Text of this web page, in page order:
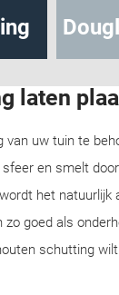
laten
van uw tuin te
en smelt
het
zo goed als
schutting